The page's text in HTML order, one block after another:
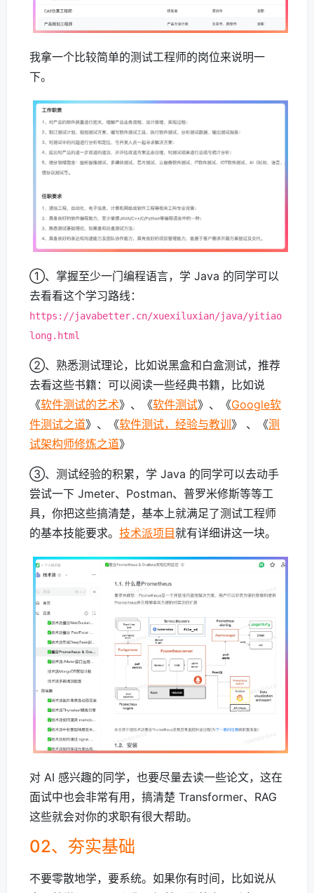
我拿一个比较简单的测试工程师的岗位来说明一
下。
①、掌握至少一门编程语言，学 Java 的同学可以
去看看这个学习路线：
https://javabetter.cn/xuexiluxian/java/yitiao
long.html
②、熟悉测试理论，比如说黑盒和白盒测试，推荐
去看这些书籍：可以阅读一些经典书籍，比如说
《软件测试的艺术》、《软件测试》、《Google软
件测试之道》、《软件测试，经验与教训》 、《测
试架构师修炼之道》
③、测试经验的积累，学 Java 的同学可以去动手
尝试一下 Jmeter、Postman、普罗米修斯等等工
具，你把这些搞清楚，基本上就满足了测试工程师
的基本技能要求。 技术派项目就有详细讲这一块。
对 AI 感兴趣的同学，也要尽量去读一些论文，这在
面试中也会非常有用，搞清楚 Transformer、RAG
这些就会对你的求职有很大帮助。
02、夯实基础
不要零散地学，要系统。如果你有时间，比如说从